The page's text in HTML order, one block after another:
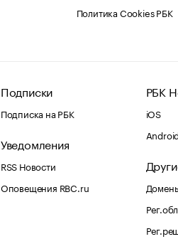
Политика Cookies РБК
Подписки
Подписка на РБК
Уведомления
RSS Новости
Оповещения RBC.ru
РБК
iOS